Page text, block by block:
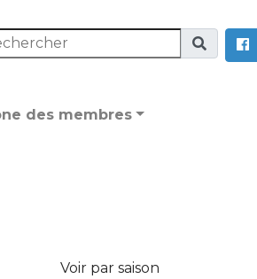
des membres
Voir par saison